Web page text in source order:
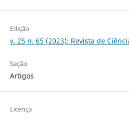
Edição
v. 25 n. 65 (2023): Revista de
Seção
Artigos
Licença